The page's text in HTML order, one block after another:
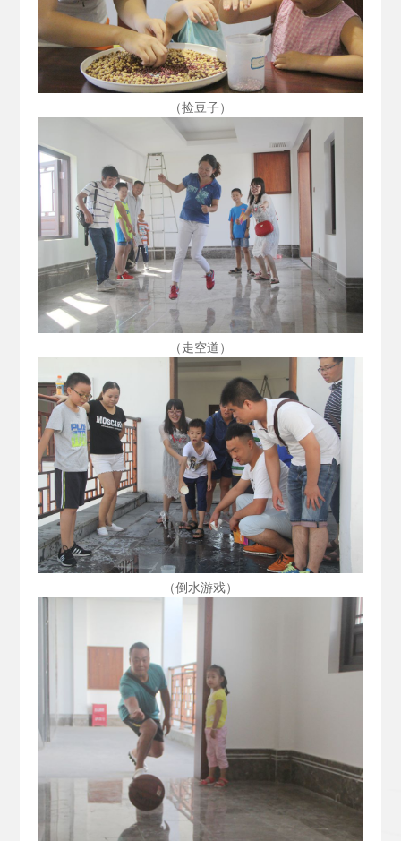
（捡豆子）
（走空道）
（倒水游戏）